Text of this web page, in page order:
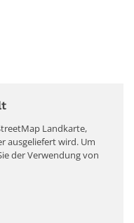
Landkarte,
ausgeliefert wird. Um
der Verwendung von